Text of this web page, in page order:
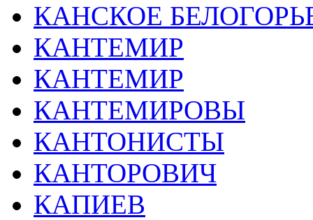
КАНСКОЕ
КАНТЕМИР
КАНТЕМИР
КАНТЕМИРОВЫ
КАНТОНИСТЫ
КАНТОРОВИЧ
КАПИЕВ